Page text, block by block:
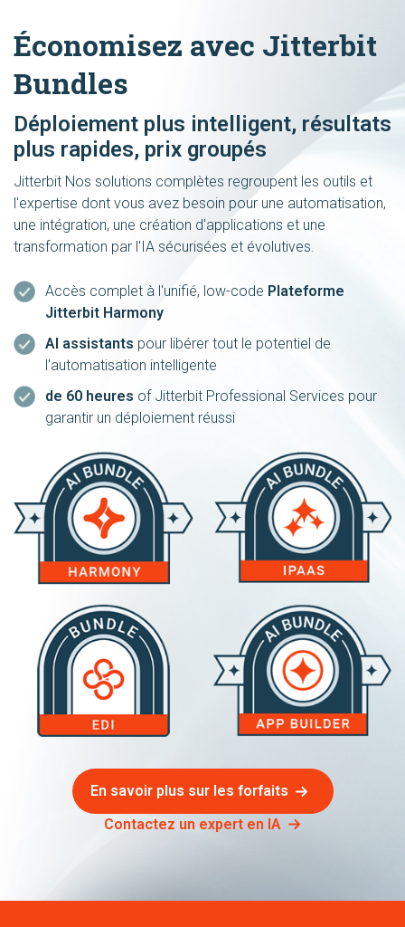
Économisez avec Jitterbit
Bundles
Déploiement plus intelligent, résultats
plus rapides, prix groupés
Jitterbit Nos solutions complètes regroupent les outils et
l'expertise dont vous avez besoin pour une automatisation,
une intégration, une création d'applications et une
transformation par l'IA sécurisées et évolutives.
Accès complet à l'unifié, low-code Plateforme
Jitterbit Harmony
AI assistants pour libérer tout le potentiel de
l'automatisation intelligente
de 60 heures of Jitterbit Professional Services pour
garantir un déploiement réussi
En savoir plus sur les forfaits
Contactez un expert en IA